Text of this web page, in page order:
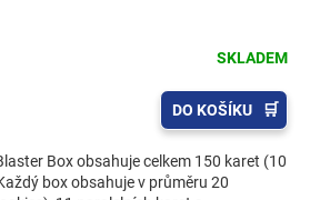
SKLADEM
DO KOŠÍKU
Box obsahuje celkem 150 karet (10
box obsahuje v průměru 20